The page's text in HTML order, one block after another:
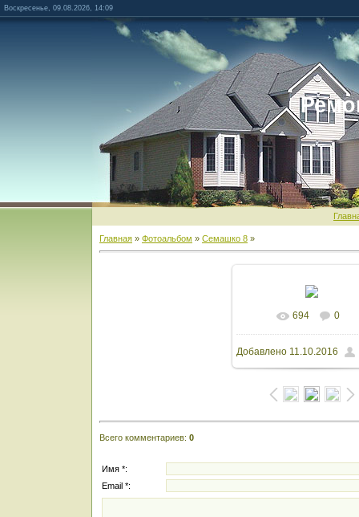
Воскресенье, 09.08.2026, 14:09
Главная » Фотоальбом » Семашко 8 »
В реальном
1600x1200/
694 0
Добавлено 11.10.2016
Всего комментариев: 0
Имя *:
Email *: